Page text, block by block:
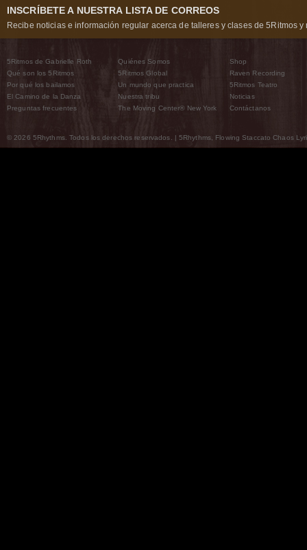
INSCRÍBETE A NUESTRA LISTA DE CORREOS
Recibe noticias e información regular acerca de talleres y clases de 5Ritmos y
5Ritmos de Gabrielle Roth
Qué son los 5Ritmos
Por qué los bailamos
El Camino de la Danza
Preguntas frecuentes
Quiénes Somos
5Ritmos Global
Un mundo que practica
Nuestra tribu
The Moving Center® New York
Shop
Raven Recording
5Ritmos Teatro
Noticias
Contáctanos
© 2026 5Rhythms. Todos los derechos reservados. | 5Rhythms, Flowing Staccato Chaos